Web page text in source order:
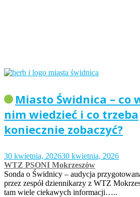
Miasto Świdnica – co
nim wiedzieć i co trzeba
koniecznie zobaczyć?
30 kwietnia, 202630 kwietnia, 2026
WTZ PSONI Mokrzeszów
Sonda o Świdnicy – audycja
przez zespół dziennikarzy z WTZ
tam wiele ciekawych informacji…..